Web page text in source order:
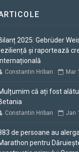
2025: Gebrüder
și raportează
Constantin Hriban Mar
că ați fost
Constantin Hriban Jan
de persoane au
pentru